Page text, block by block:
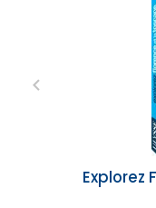
Explorez